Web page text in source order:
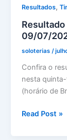
Resultados,
09/07/
soloterias/
Confira o
nesta
(horário de
Resultado
Read Post »